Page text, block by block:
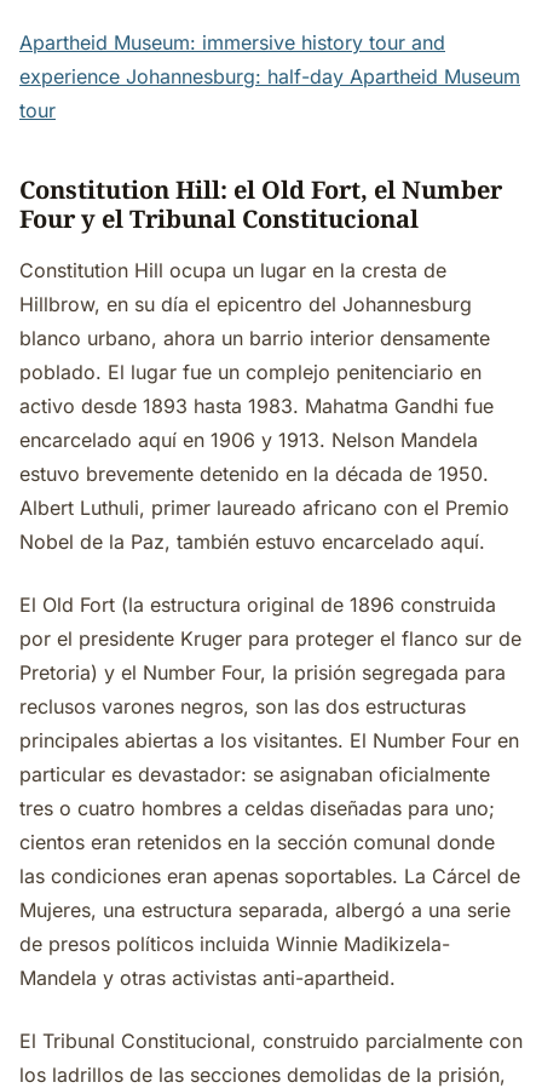
Apartheid Museum: immersive history tour and
experience Johannesburg: half-day Apartheid Museum
tour
Constitution Hill: el Old Fort, el Number
Four y el Tribunal Constitucional
Constitution Hill ocupa un lugar en la cresta de
Hillbrow, en su día el epicentro del Johannesburg
blanco urbano, ahora un barrio interior densamente
poblado. El lugar fue un complejo penitenciario en
activo desde 1893 hasta 1983. Mahatma Gandhi fue
encarcelado aquí en 1906 y 1913. Nelson Mandela
estuvo brevemente detenido en la década de 1950.
Albert Luthuli, primer laureado africano con el Premio
Nobel de la Paz, también estuvo encarcelado aquí.
El Old Fort (la estructura original de 1896 construida
por el presidente Kruger para proteger el flanco sur de
Pretoria) y el Number Four, la prisión segregada para
reclusos varones negros, son las dos estructuras
principales abiertas a los visitantes. El Number Four en
particular es devastador: se asignaban oficialmente
tres o cuatro hombres a celdas diseñadas para uno;
cientos eran retenidos en la sección comunal donde
las condiciones eran apenas soportables. La Cárcel de
Mujeres, una estructura separada, albergó a una serie
de presos políticos incluida Winnie Madikizela-
Mandela y otras activistas anti-apartheid.
El Tribunal Constitucional, construido parcialmente con
los ladrillos de las secciones demolidas de la prisión,